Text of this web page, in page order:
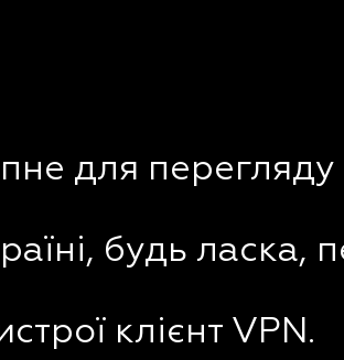
для перегляду
будь ласка,
клієнт VPN.